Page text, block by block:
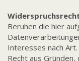
Beruhen die hier
Interesses nach Art.
Recht aus